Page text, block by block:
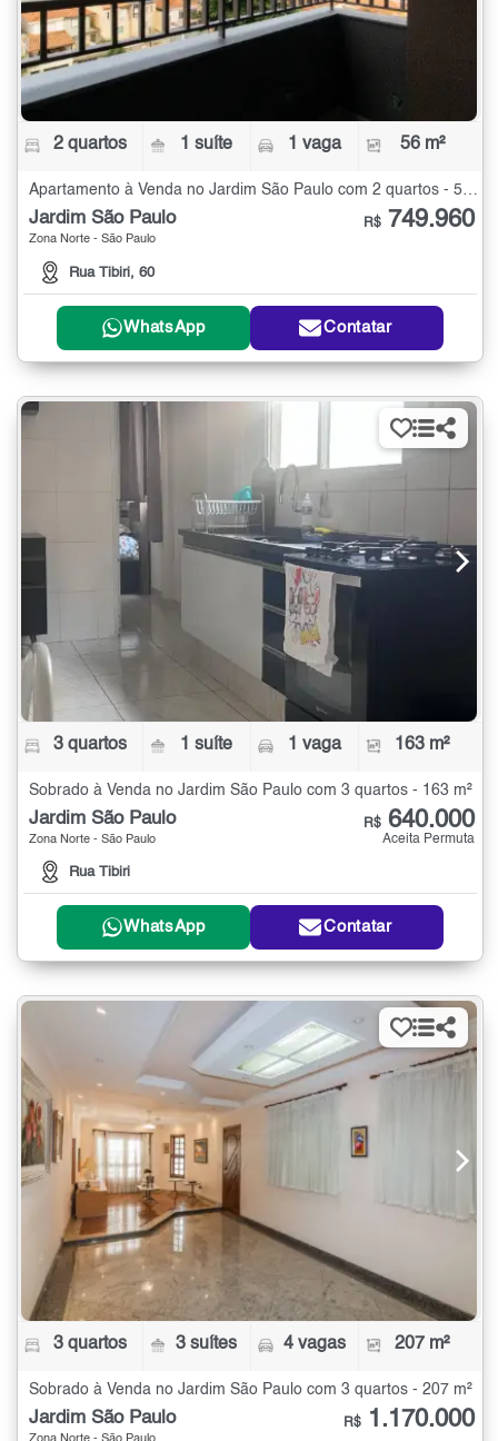
2 quartos 1 suíte 1 vaga 56 m²
Apartamento à Venda no Jardim São Paulo com 2 quartos - 56 m²
Jardim São Paulo
Zona Norte - São Paulo
Rua Tibiri, 60
R$ 749.960
WhatsApp Contatar
3 quartos 1 suíte 1 vaga 163 m²
Sobrado à Venda no Jardim São Paulo com 3 quartos - 163 m²
Jardim São Paulo
Zona Norte - São Paulo
Rua Tibiri
R$ 640.000
Aceita Permuta
WhatsApp Contatar
3 quartos 3 suítes 4 vagas 207 m²
Sobrado à Venda no Jardim São Paulo com 3 quartos - 207 m²
Jardim São Paulo R$ 1.170.000